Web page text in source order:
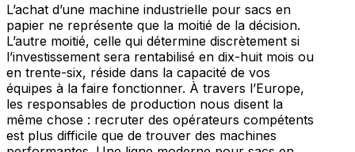
L’achat d’une machine industrielle pour sacs en
papier ne représente que la moitié de la décision.
L’autre moitié, celle qui détermine discrètement si
l’investissement sera rentabilisé en dix-huit mois ou
en trente-six, réside dans la capacité de vos
équipes à la faire fonctionner. À travers l’Europe,
les responsables de production nous disent la
même chose : recruter des opérateurs compétents
est plus difficile que de trouver des machines